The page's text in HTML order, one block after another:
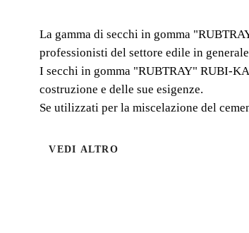
La gamma di secchi in gomma
professionisti del settore edile in
I secchi in gomma "RUBTRAY" RUBI-
costruzione e delle sue esigenze.
Se utilizzati per la miscelazione del
VEDI ALTRO